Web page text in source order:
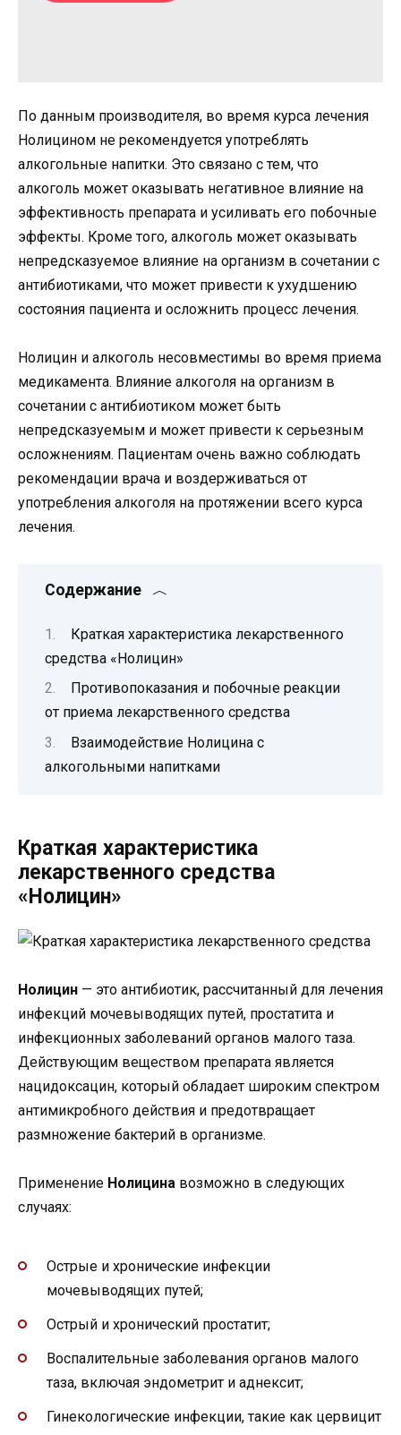
По данным производителя, во время курса лечения
Нолицином не рекомендуется употреблять
алкогольные напитки. Это связано с тем, что
алкоголь может оказывать негативное влияние на
эффективность препарата и усиливать его побочные
эффекты. Кроме того, алкоголь может оказывать
непредсказуемое влияние на организм в сочетании с
антибиотиками, что может привести к ухудшению
состояния пациента и осложнить процесс лечения.
Нолицин и алкоголь несовместимы во время приема
медикамента. Влияние алкоголя на организм в
сочетании с антибиотиком может быть
непредсказуемым и может привести к серьезным
осложнениям. Пациентам очень важно соблюдать
рекомендации врача и воздерживаться от
употребления алкоголя на протяжении всего курса
лечения.
Содержание
Краткая характеристика лекарственного
средства «Нолицин»
Противопоказания и побочные реакции
от приема лекарственного средства
Взаимодействие Нолицина с
алкогольными напитками
Краткая характеристика
лекарственного средства
«Нолицин»
Нолицин — это антибиотик, рассчитанный для лечения
инфекций мочевыводящих путей, простатита и
инфекционных заболеваний органов малого таза.
Действующим веществом препарата является
нацидоксацин, который обладает широким спектром
антимикробного действия и предотвращает
размножение бактерий в организме.
Применение Нолицина возможно в следующих
случаях:
Острые и хронические инфекции
мочевыводящих путей;
Острый и хронический простатит;
Воспалительные заболевания органов малого
таза, включая эндометрит и аднексит;
Гинекологические инфекции, такие как цервицит